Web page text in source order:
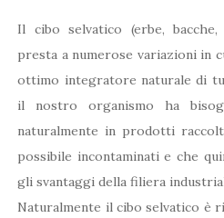
Il cibo selvatico (erbe,
presta a numerose variazioni in
ottimo integratore naturale di
il nostro organismo ha
naturalmente in prodotti
possibile incontaminati e che
gli svantaggi della filiera
Naturalmente il cibo selvatico è